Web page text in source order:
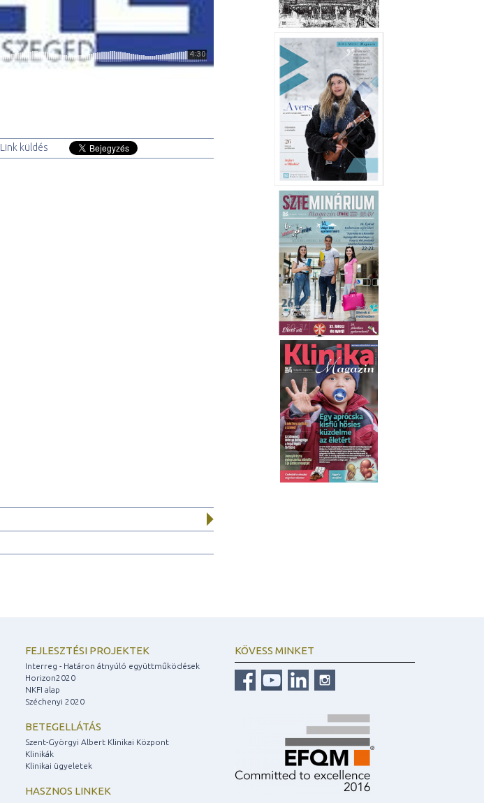
Link küldés
FEJLESZTÉSI PROJEKTEK
Interreg - Határon átnyúló együttműködések
Horizon2020
NKFI alap
Széchenyi 2020
BETEGELLÁTÁS
Szent-Györgyi Albert Klinikai Központ
Klinikák
Klinikai ügyeletek
HASZNOS LINKEK
KÖVESS MINKET